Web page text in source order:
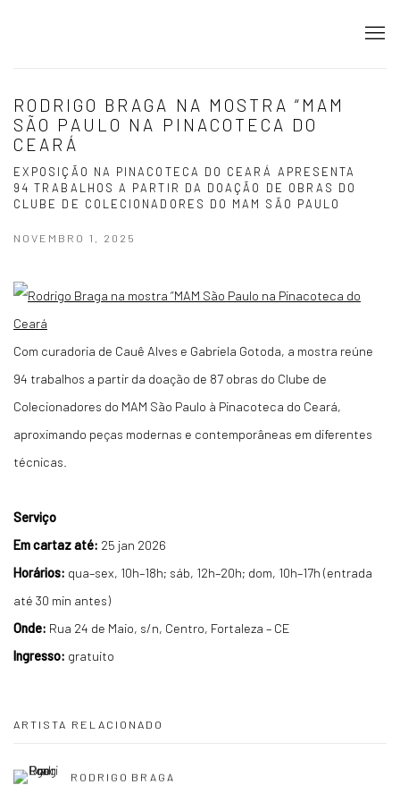
RODRIGO BRAGA NA MOSTRA “MAM
SÃO PAULO NA PINACOTECA DO
CEARÁ
EXPOSIÇÃO NA PINACOTECA DO CEARÁ APRESENTA
94 TRABALHOS A PARTIR DA DOAÇÃO DE OBRAS DO
CLUBE DE COLECIONADORES DO MAM SÃO PAULO
NOVEMBRO 1, 2025
Com curadoria de Cauê Alves e Gabriela Gotoda, a mostra reúne
94 trabalhos a partir da doação de 87 obras do Clube de
Colecionadores do MAM São Paulo à Pinacoteca do Ceará,
aproximando peças modernas e contemporâneas em diferentes
técnicas.
Serviço
Em cartaz até: 25 jan 2026
Horários: qua–sex, 10h–18h; sáb, 12h–20h; dom, 10h–17h (entrada
até 30 min antes)
Onde: Rua 24 de Maio, s/n, Centro, Fortaleza – CE
Ingresso: gratuito
ARTISTA RELACIONADO
RODRIGO BRAGA